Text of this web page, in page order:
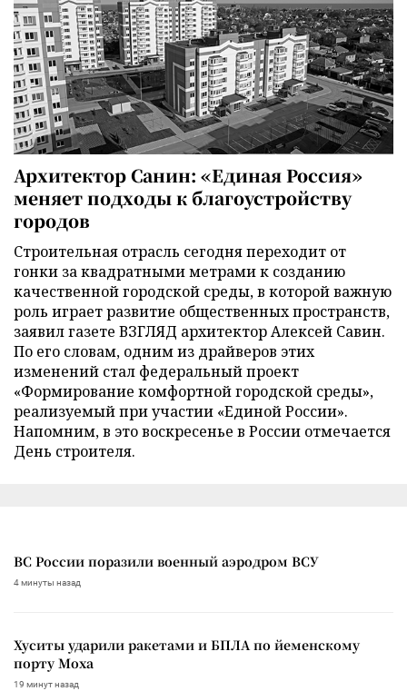
Архитектор Санин: «Единая Россия»
меняет подходы к благоустройству
городов
Строительная отрасль сегодня переходит от
гонки за квадратными метрами к созданию
качественной городской среды, в которой важную
роль играет развитие общественных пространств,
заявил газете ВЗГЛЯД архитектор Алексей Савин.
По его словам, одним из драйверов этих
изменений стал федеральный проект
«Формирование комфортной городской среды»,
реализуемый при участии «Единой России».
Напомним, в это воскресенье в России отмечается
День строителя.
ВС России поразили военный аэродром ВСУ
4 минуты назад
Хуситы ударили ракетами и БПЛА по йеменскому
порту Моха
19 минут назад